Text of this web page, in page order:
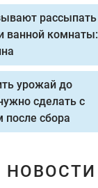
рассыпать
ванной комнаты:
урожай до
сделать с
после сбора
НОВОСТИ